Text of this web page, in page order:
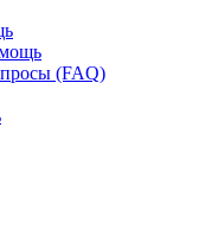
(FAQ)